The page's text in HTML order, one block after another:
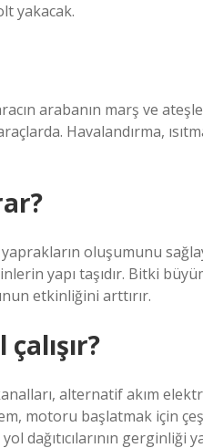
yakacak.
arabanın marş ve
Havalandırma,
yaprakların oluşumunu
yapı taşıdır. Bitki
etkinliğini arttırır.
alternatif akım
motoru başlatmak için
dağıtıcılarının gerginliği